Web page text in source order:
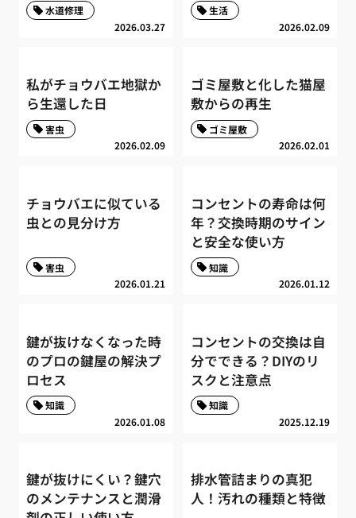
2026.03.27
水道修理
2026.02.09
生活
私がチョウバエ地獄か
ら生還した日
2026.02.09
害虫
ゴミ屋敷と化した猫屋
敷からの再生
2026.02.01
ゴミ屋敷
チョウバエに似ている
虫との見分け方
2026.01.21
害虫
コンセントの寿命は何
年？交換時期のサイン
と安全な使い方
2026.01.12
知識
鍵が抜けなくなった時
のプロの鍵屋の解決プ
ロセス
2026.01.08
知識
コンセントの交換は自
分でできる？DIYのリ
スクと注意点
2025.12.19
知識
鍵が抜けにくい？鍵穴
のメンテナンスと潤滑
排水管詰まりの真犯
人！汚れの種類と特徴